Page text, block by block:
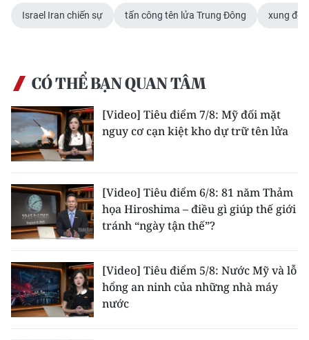
Media Giáo dục
Media Khoa học - Công nghệ
Media Môi trường
Ảnh
TIN MỚI
TIN ĐỊA PHƯƠNG
Trung du và miền núi phía Bắc
Đồng bằng sông Hồng
Israel Iran chiến sự tấn công tên lửa Trung Đông xung đột
CÓ THỂ BẠN QUAN TÂM
[Video] Tiêu điểm 7/8: Mỹ đối mặt
nguy cơ cạn kiệt kho dự trữ tên lửa
[Video] Tiêu điểm 6/8: 81 năm Thảm
họa Hiroshima – điều gì giúp thế giới
tránh “ngày tận thế”?
[Video] Tiêu điểm 5/8: Nước Mỹ và lỗ
hổng an ninh của những nhà máy
nước